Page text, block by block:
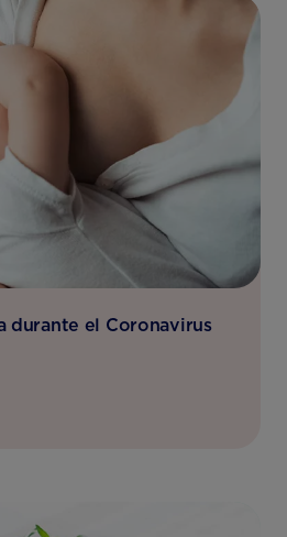
durante el Coronavirus